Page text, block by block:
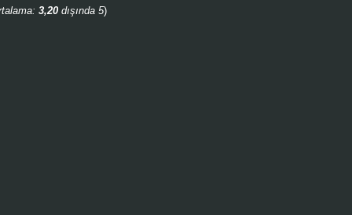
3,20 dışında 5)